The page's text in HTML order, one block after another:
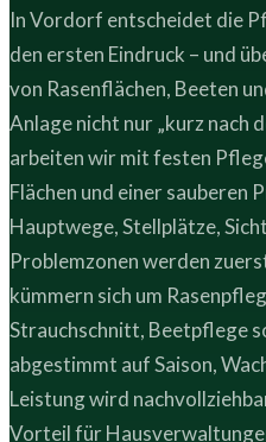
In Vordorf entscheidet die
den ersten Eindruck – und
von Rasenflächen, Beeten
Anlage nicht nur „kurz nach
arbeiten wir mit festen
Flächen und einer sauberen
Hauptwege, Stellplätze,
Problemzonen werden
kümmern sich um
Strauchschnitt, Beetpflege
abgestimmt auf Saison,
Leistung wird
Vorteil für